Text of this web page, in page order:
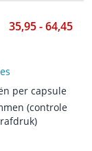
35,95 - 64,45
per capsule
(controle